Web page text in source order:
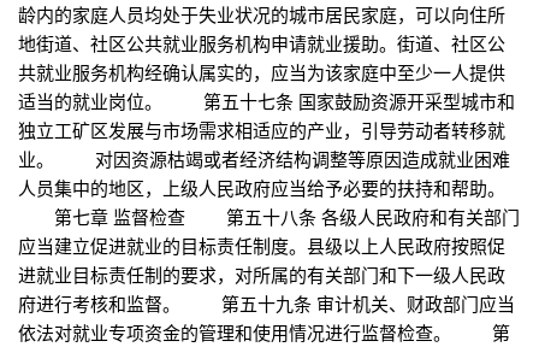
龄内的家庭人员均处于失业状况的城市居民家庭，可以向住所
地街道、社区公共就业服务机构申请就业援助。街道、社区公
共就业服务机构经确认属实的，应当为该家庭中至少一人提供
适当的就业岗位。 第五十七条 国家鼓励资源开采型城市和
独立工矿区发展与市场需求相适应的产业，引导劳动者转移就
业。 对因资源枯竭或者经济结构调整等原因造成就业困难
人员集中的地区，上级人民政府应当给予必要的扶持和帮助。
第七章 监督检查 第五十八条 各级人民政府和有关部门
应当建立促进就业的目标责任制度。县级以上人民政府按照促
进就业目标责任制的要求，对所属的有关部门和下一级人民政
府进行考核和监督。 第五十九条 审计机关、财政部门应当
依法对就业专项资金的管理和使用情况进行监督检查。 第